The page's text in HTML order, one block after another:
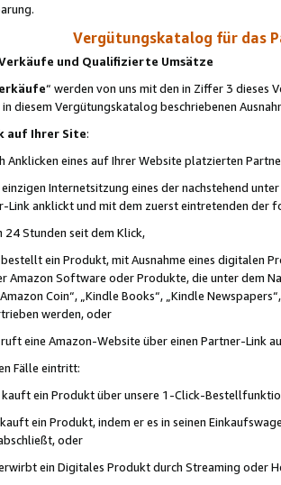
Vergütungskatalog für das
und Qualifizierte Umsätze
“ werden von uns mit den in Ziffer 3
diesem Vergütungskatalog beschriebenen
auf Ihrer Site:
Anklicken eines auf Ihrer Website platzierten
Internetsitzung eines der nachstehend
Link anklickt und mit dem zuerst eintretenden der
Stunden seit dem Klick,
ein Produkt, mit Ausnahme eines digitalen
Amazon Software oder Produkte, die unter dem
Coin“, „Kindle Books“, „Kindle
werden, oder
eine Amazon-Website über einen Partner-Link
Fälle eintritt:
ein Produkt über unsere 1-Click-
ein Produkt, indem er es in seinen
oder
ein Digitales Produkt durch Streaming oder